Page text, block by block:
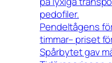
pedofiler.
Pendeltågens
timmar– priset
Spårbytet gav